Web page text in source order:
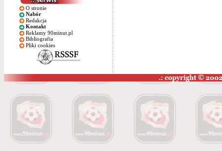
O stronie
Nabór
Redakcja
Kontakt
Reklamy 90minut.pl
Bibliografia
Pliki cookies